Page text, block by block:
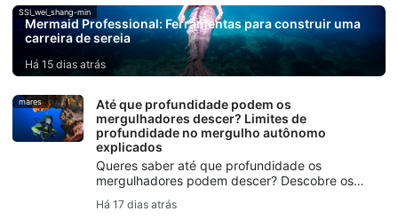
SSI_wei_shang-min
Mermaid Professional: Ferramentas para construir uma
carreira de sereia
Há 15 dias atrás
mares
Até que profundidade podem os
mergulhadores descer? Limites de
profundidade no mergulho autônomo
explicados
Queres saber até que profundidade os
mergulhadores podem descer? Descobre os
profundidade do mergulho recreativo, os
Há 17 dias atrás